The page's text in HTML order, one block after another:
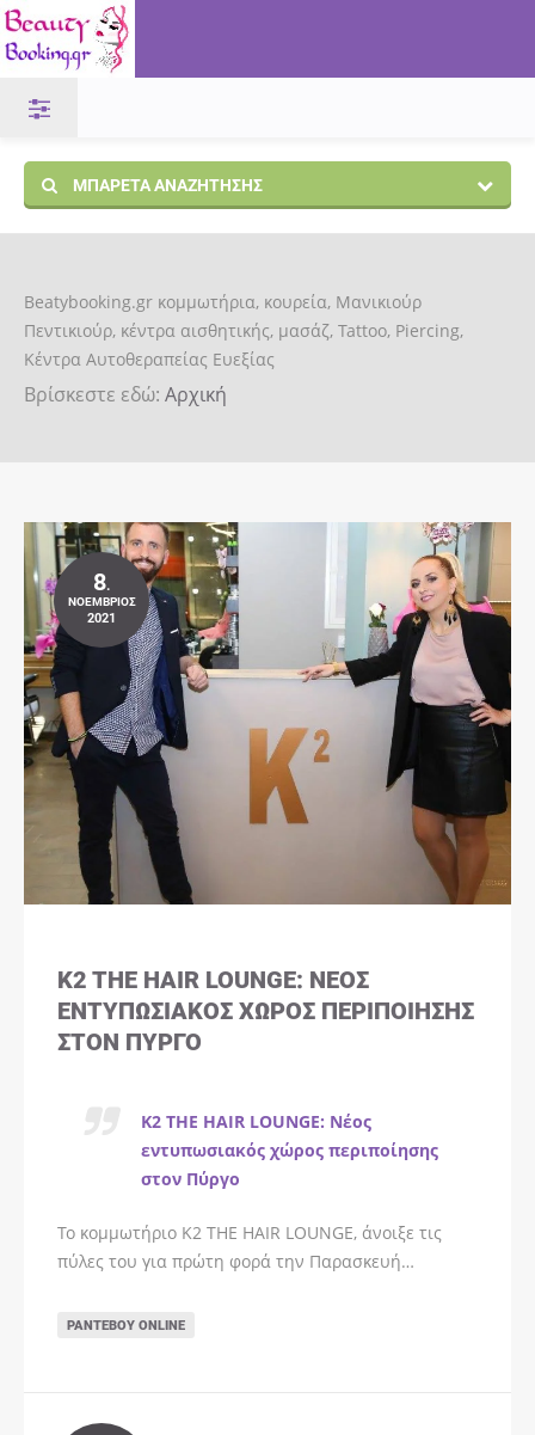
ΜΠΑΡΈΤΑ ΑΝΑΖΉΤΗΣΗΣ
Beatybooking.gr κομμωτήρια, κουρεία, Μανικιούρ
Πεντικιούρ, κέντρα αισθητικής, μασάζ, Tattoo, Piercing,
Κέντρα Αυτοθεραπείας Ευεξίας
Βρίσκεστε εδώ: Αρχική
8.
ΝΟΈΜΒΡΙΟΣ
2021
K2 THE HAIR LOUNGE: ΝΈΟΣ
ΕΝΤΥΠΩΣΙΑΚΌΣ ΧΏΡΟΣ ΠΕΡΙΠΟΊΗΣΗΣ
ΣΤΟΝ ΠΎΡΓΟ
K2 THE HAIR LOUNGE: Νέος
εντυπωσιακός χώρος περιποίησης
στον Πύργο
Το κομμωτήριο K2 THE HAIR LOUNGE, άνοιξε τις
πύλες του για πρώτη φορά την Παρασκευή…
ΡΑΝΤΕΒΟΎ ONLINE